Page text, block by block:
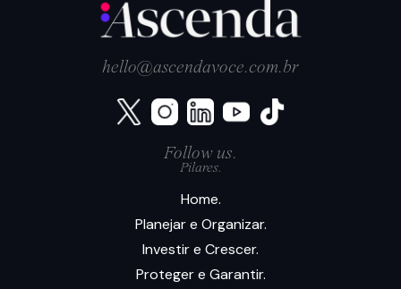
hello@ascendavoce.com.br
Follow us.
Pilares.
Home.
Planejar e Organizar.
Investir e Crescer.
Proteger e Garantir.